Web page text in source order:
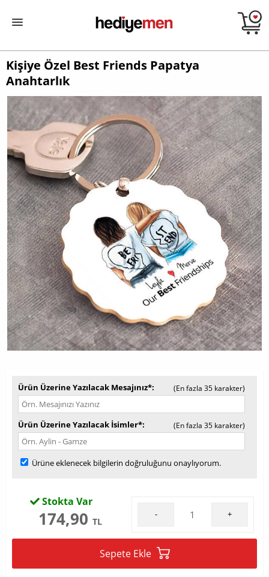
Kişiye Özel Best Friends Papatya
Anahtarlık
Ürün Üzerine Yazılacak Mesajınız* (En fazla 35 karakter)
Ürün Üzerine Yazılacak İsimler* (En fazla 35 karakter)
Ürüne eklenecek bilgilerin doğruluğunu onaylıyorum.
Stokta Var
174,90 TL
- +
Sepete Ekle